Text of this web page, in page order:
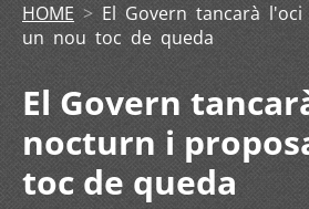
HOME > El Govern tancarà
un nou toc de queda
El Govern
nocturn i
toc de queda